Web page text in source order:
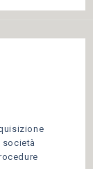
società